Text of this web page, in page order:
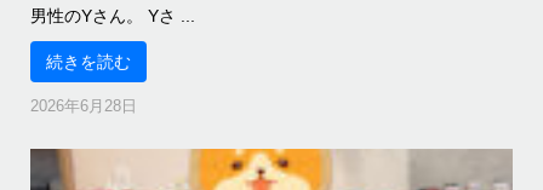
男性のYさん。 Yさ ...
続きを読む
2026年6月28日